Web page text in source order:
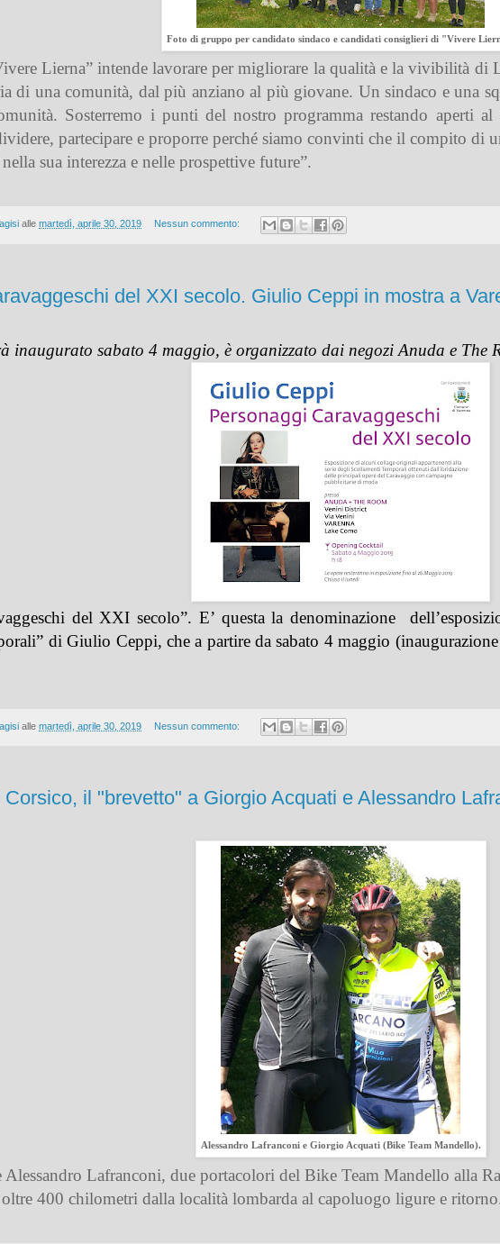
Foto di gruppo per candidato sindaco e candidati consiglieri di "Vivere
Lierna” intende lavorare per migliorare la qualità e la vivibilità di
di una comunità, dal più anziano al più giovane. Un sindaco e una
Sosterremo i punti del nostro programma restando aperti
partecipare e proporre perché siamo convinti che il compito di
nella sua interezza e nelle prospettive future”.
alle martedì, aprile 30, 2019 Nessun commento:
del XXI secolo. Giulio Ceppi in mostra a
inaugurato sabato 4 maggio, è organizzato dai negozi Anuda e The
del XXI secolo”. E’ questa la denominazione
di Giulio Ceppi, che a partire da sabato 4 maggio
alle martedì, aprile 30, 2019 Nessun commento:
il "brevetto" a Giorgio Acquati e Alessandro
Alessandro Lafranconi e Giorgio Acquati (Bike Team Mandello).
Lafranconi, due portacolori del Bike Team Mandello alla
400 chilometri dalla località lombarda al capoluogo ligure e